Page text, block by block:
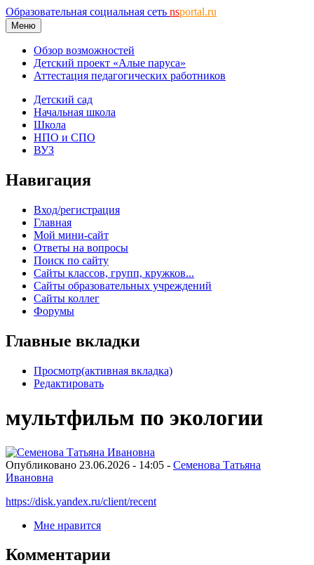
Образовательная социальная сеть nsportal.ru
Меню
Обзор возможностей
Детский проект «Алые паруса»
Аттестация педагогических работников
Детский сад
Начальная школа
Школа
НПО и СПО
ВУЗ
Навигация
Вход/регистрация
Главная
Мой мини-сайт
Ответы на вопросы
Поиск по сайту
Сайты классов, групп, кружков...
Сайты образовательных учреждений
Сайты коллег
Форумы
Главные вкладки
Просмотр(активная вкладка)
Редактировать
мультфильм по экологии
Опубликовано 23.06.2026 - 14:05 - Семенова Татьяна
Ивановна
https://disk.yandex.ru/client/recent
Мне нравится
Комментарии